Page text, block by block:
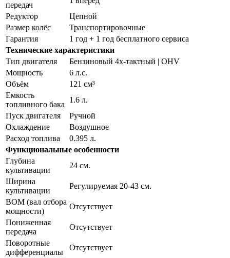
передач
Редуктор
Цепной
Размер колёс
Транспортировочные
Гарантия
1 год + 1 год бесплатного сервиса
Технические характеристики
Тип двигателя
Бензиновый 4х-тактный | OHV
Мощность
6 л.с.
Объём
121 см³
Емкость
топливного бака
1.6 л.
Пуск двигателя
Ручной
Охлаждение
Воздушное
Расход топлива
0.395 л.
Функциональные особенности
Глубина
культивации
24 см.
Ширина
культивации
Регулируемая 20-43 см.
ВОМ (вал отбора
мощности)
Отсутствует
Пониженная
передача
Отсутствует
Поворотные
дифференциалы
Отсутствует